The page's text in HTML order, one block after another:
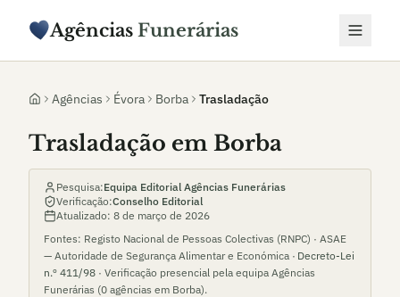
Agências Funerárias
Agências Évora Borba Trasladação
Trasladação em Borba
Pesquisa:Equipa Editorial Agências Funerárias
Verificação:Conselho Editorial
Atualizado: 8 de março de 2026
Fontes: Registo Nacional de Pessoas Colectivas (RNPC) · ASAE
— Autoridade de Segurança Alimentar e Económica · Decreto-Lei
n.º 411/98 · Verificação presencial pela equipa Agências
Funerárias (0 agências em Borba).